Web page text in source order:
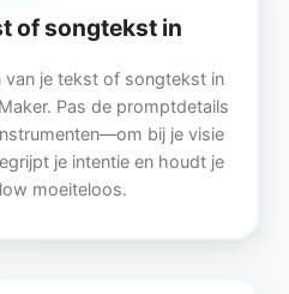
of songtekst in
van je tekst of songtekst in
Pas de promptdetails
bij je visie
je intentie en houdt je
moeiteloos.